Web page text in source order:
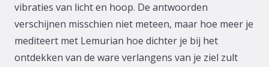
vibraties van licht en hoop. De antwoorden
verschijnen misschien niet meteen, maar hoe meer je
mediteert met Lemurian hoe dichter je bij het
ontdekken van de ware verlangens van je ziel zult